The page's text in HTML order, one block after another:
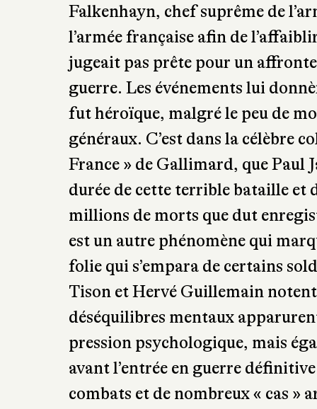
nuit, les Allemands
une seule journée, un million
première journée d’une bataille
chaque camp près de 375 000
offensive allemande ne revêtait
primordial pour l’issue de la
Falkenhayn, chef suprême de
l’armée française afin de
jugeait pas prête pour un
guerre. Les événements lui
fut héroïque, malgré le peu de
généraux. C’est dans la célèbre
France » de Gallimard, que Paul
durée de cette terrible bataille et
millions de morts que dut
est un autre phénomène qui